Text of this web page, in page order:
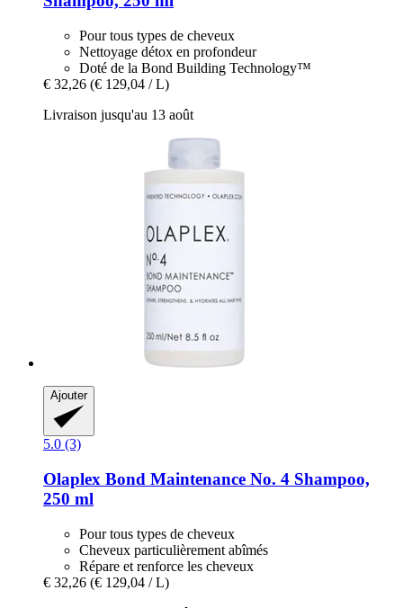
Pour tous types de cheveux
Nettoyage détox en profondeur
Doté de la Bond Building Technology™
€ 32,26 (€ 129,04 / L)
Livraison jusqu'au 13 août
Ajouter
5.0 (3)
Olaplex Bond Maintenance No. 4 Shampoo,
250 ml
Pour tous types de cheveux
Cheveux particulièrement abîmés
Répare et renforce les cheveux
€ 32,26 (€ 129,04 / L)